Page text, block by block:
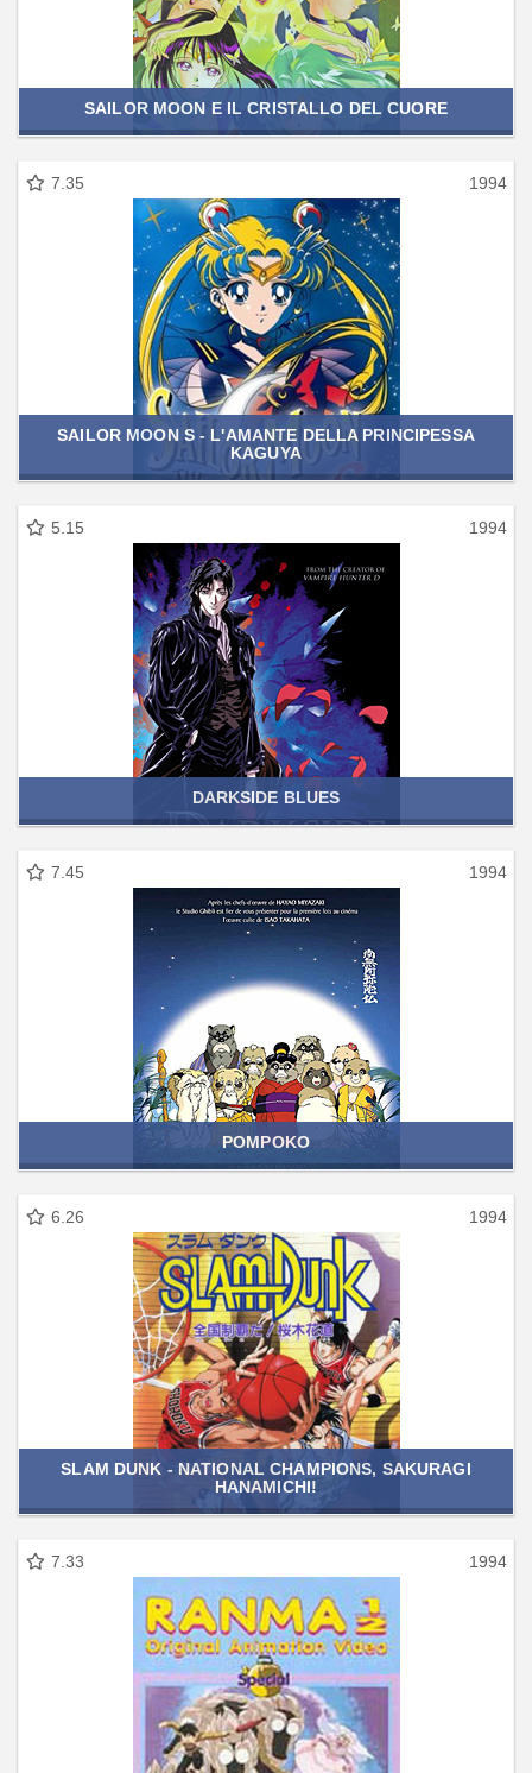
SAILOR MOON E IL CRISTALLO DEL CUORE
7.35 1994
SAILOR MOON S - L'AMANTE DELLA PRINCIPESSA
KAGUYA
5.15 1994
DARKSIDE BLUES
7.45 1994
POMPOKO
6.26 1994
SLAM DUNK - NATIONAL CHAMPIONS, SAKURAGI
HANAMICHI!
7.33 1994